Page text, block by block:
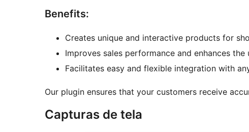
Benefits:
Creates unique and interactive products for
Improves sales performance and enhances the
Facilitates easy and flexible integration with
Our plugin ensures that your customers receive
Capturas de tela